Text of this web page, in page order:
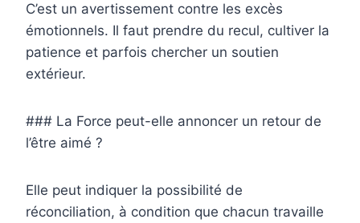
C’est un avertissement contre les excès
émotionnels. Il faut prendre du recul, cultiver la
patience et parfois chercher un soutien
extérieur.
### La Force peut-elle annoncer un retour de
l’être aimé ?
Elle peut indiquer la possibilité de
réconciliation, à condition que chacun travaille